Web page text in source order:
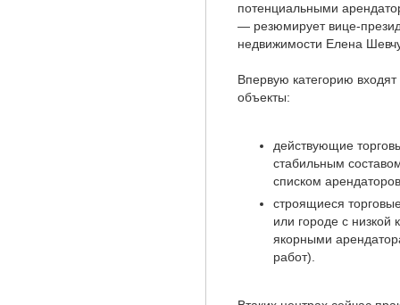
потенциальными
— резюмирует вице-
недвижимости Елена
Впервую категорию
объекты:
действующие
стабильным
списком
строящиеся
или городе с низкой
якорными
работ).